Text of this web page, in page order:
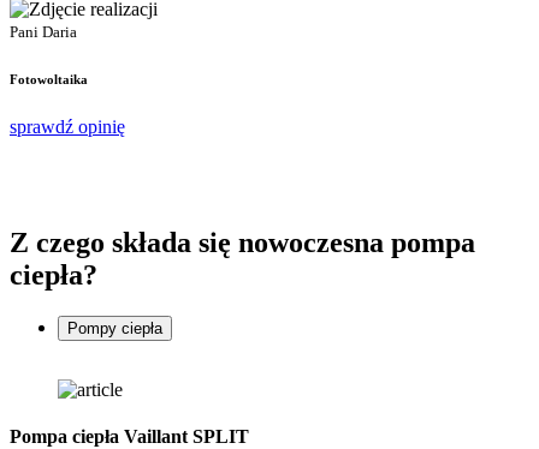
Pani Daria
Fotowoltaika
sprawdź opinię
Z czego składa się nowoczesna pompa
ciepła?
Pompy ciepła
Pompa ciepła Vaillant SPLIT